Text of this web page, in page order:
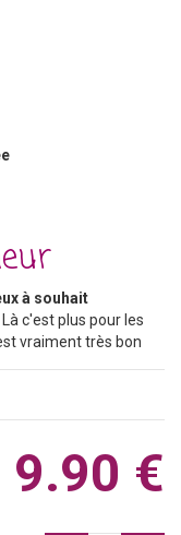
à souhait
c'est plus pour les
vraiment très bon
9.90 €